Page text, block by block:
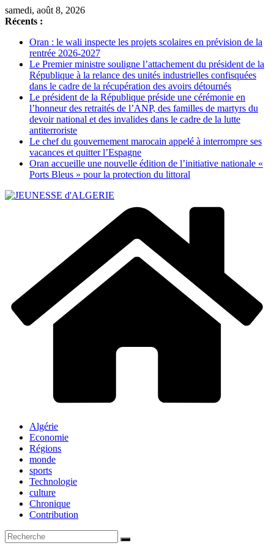
Passer
au
samedi, août 8, 2026
Récents :
Oran : le wali inspecte les projets scolaires en prévision de la
rentrée 2026-2027
Le Premier ministre souligne l’attachement du président de la
République à la relance des unités industrielles confisquées
dans le cadre de la récupération des avoirs détournés
Le président de la République préside une cérémonie en
l’honneur des retraités de l’ANP, des familles de martyrs du
devoir national et des invalides dans le cadre de la lutte
antiterroriste
Le chef du gouvernement marocain appelé à interrompre ses
vacances et quitter l’Espagne
Oran accueille une nouvelle édition de l’initiative nationale «
Ports Bleus » pour la protection du littoral
Algérie
Economie
Régions
monde
sports
Technologie
culture
Chronique
Contribution